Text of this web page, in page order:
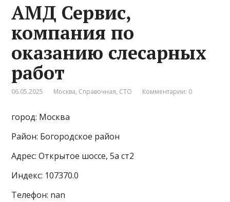
АМД Сервис,
компания по
оказанию слесарных
работ
06.05.2025 Москва, Справочная, СТО Комментарии: 0
город: Москва
Район: Богородское район
Адрес: Открытое шоссе, 5а ст2
Индекс: 107370.0
Телефон: nan